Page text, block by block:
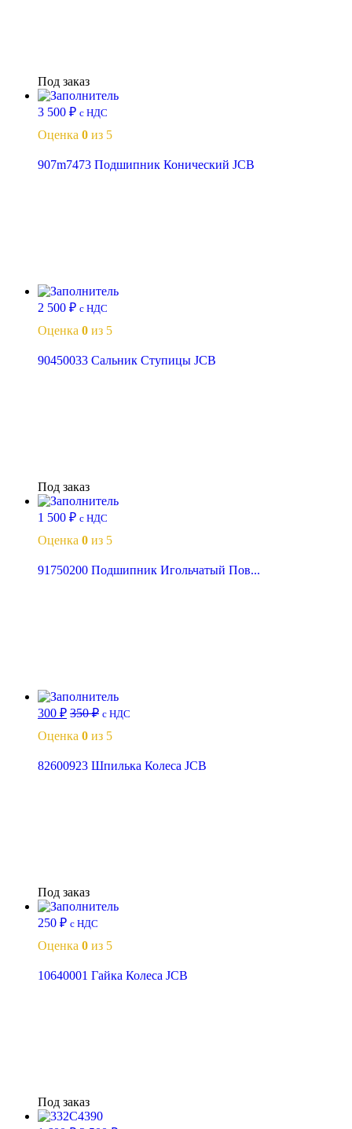
Под заказ
3 500 ₽ с НДС
Оценка 0 из 5
907m7473 Подшипник Конический JCB
2 500 ₽ с НДС
Оценка 0 из 5
90450033 Сальник Ступицы JCB
Под заказ
1 500 ₽ с НДС
Оценка 0 из 5
91750200 Подшипник Игольчатый Пов...
300 ₽ 350₽ с НДС
Оценка 0 из 5
82600923 Шпилька Колеса JCB
Под заказ
250 ₽ с НДС
Оценка 0 из 5
10640001 Гайка Колеса JCB
Под заказ